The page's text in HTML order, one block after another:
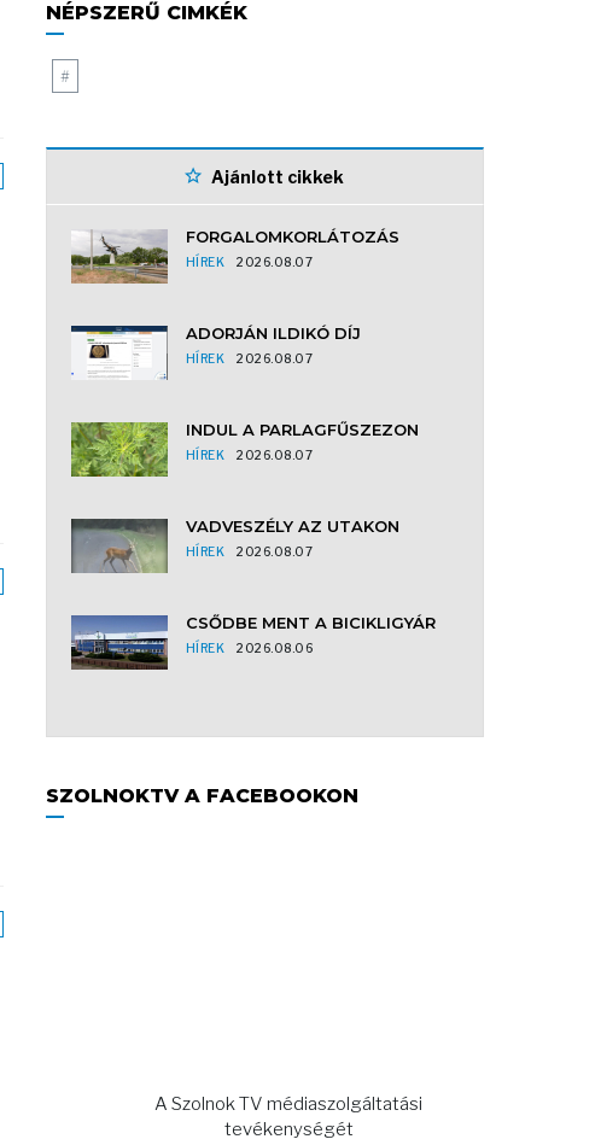
NÉPSZERŰ CIMKÉK
#
Ajánlott cikkek
FORGALOMKORLÁTOZÁS
HÍREK 2026.08.07
ADORJÁN ILDIKÓ DÍJ
HÍREK 2026.08.07
INDUL A PARLAGFŰSZEZON
HÍREK 2026.08.07
VADVESZÉLY AZ UTAKON
HÍREK 2026.08.07
CSŐDBE MENT A BICIKLIGYÁR
HÍREK 2026.08.06
SZOLNOKTV A FACEBOOKON
A Szolnok TV médiaszolgáltatási
tevékenységét